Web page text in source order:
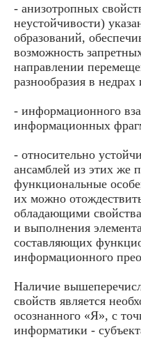
- анизотропных
неустойчивости)
образований,
возможность
направлении
разнообразия в
- информационного
информационных
- относительно
ансамблей из этих же
функциональные
их можно
обладающими
и выполнения
составляющих
информационного
Наличие
свойств является
осознанного «Я», с
информатики -